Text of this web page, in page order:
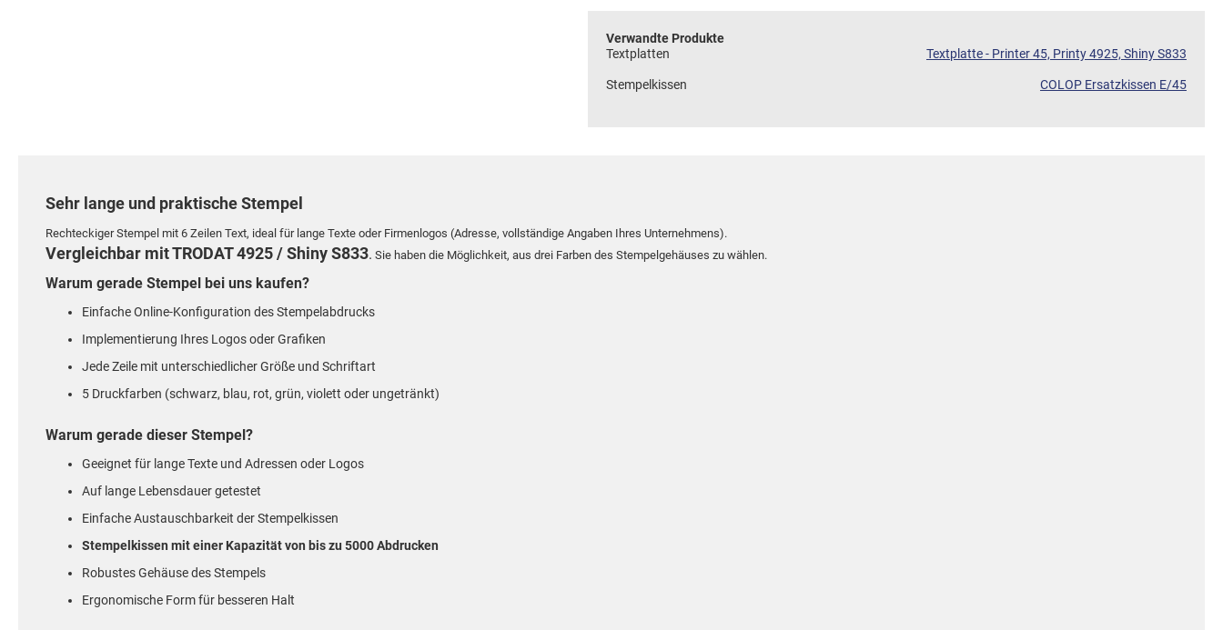
Verwandte Produkte
Textplatten
Textplatte - Printer 45, Printy 4925, Shiny S833
Stempelkissen COLOP Ersatzkissen E/45
Sehr lange und praktische Stempel
Rechteckiger Stempel mit 6 Zeilen Text, ideal für lange Texte oder Firmenlogos (Adresse, vollständige Angaben Ihres Unternehmens).
Vergleichbar mit TRODAT 4925 /Shiny S833. Sie haben die Möglichkeit, aus drei Farben des Stempelgehäuses zu wählen.
Warum gerade Stempel bei uns kaufen?
Einfache Online-Konfiguration des Stempelabdrucks
Implementierung Ihres Logos oder Grafiken
Jede Zeile mit unterschiedlicher Größe und Schriftart
5 Druckfarben (schwarz, blau, rot, grün, violett oder ungetränkt)
Warum gerade dieser Stempel?
Geeignet für lange Texte und Adressen oder Logos
Auf lange Lebensdauer getestet
Einfache Austauschbarkeit der Stempelkissen
Stempelkissen mit einer Kapazität von bis zu 5000 Abdrucken
Robustes Gehäuse des Stempels
Ergonomische Form für besseren Halt